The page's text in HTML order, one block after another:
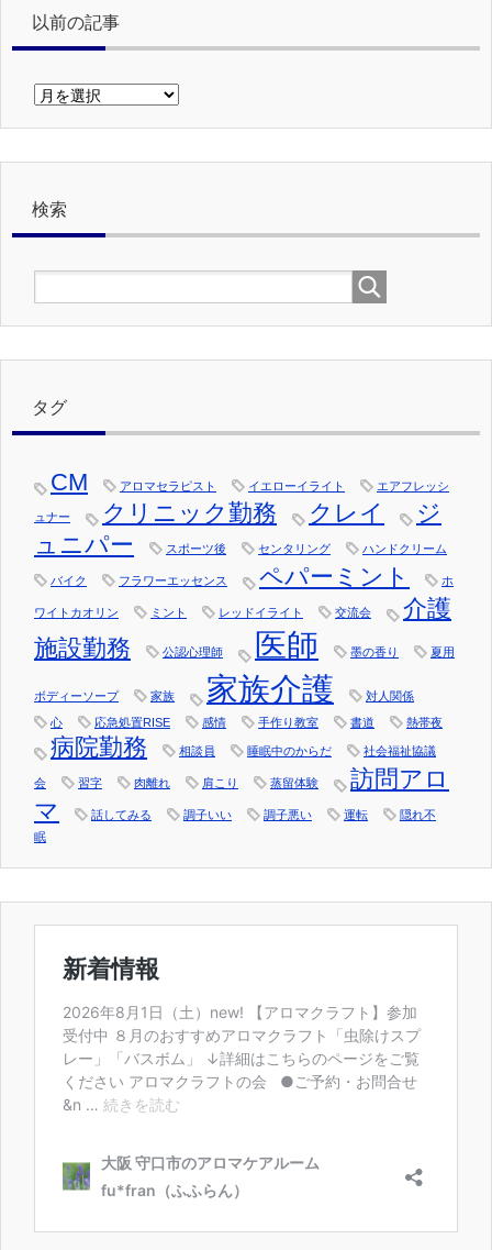
以前の記事
以
の
検索
タグ
CM アロマセラピスト イエローイライト エアフレッシ
ュナー クリニック勤務 クレイ
ジ
ュニパー
スポーツ後 センタリング ハンドクリーム
バイク フラワーエッセンス ペパーミント ホ
ワイトカオリン ミント レッドイライト 交流会
介護
施設勤務
公認心理師 医師 墨の香り 夏用
ボディーソープ 家族 家族介護
対人関係
心
応急処置RISE 感情 手作り教室 書道 熱帯夜
病院勤務 相談員 睡眠中のからだ 社会福祉協議
会 習字 肉離れ 肩こり 蒸留体験
訪問アロ
マ
話してみる 調子いい 調子悪い 運転
隠れ不
眠